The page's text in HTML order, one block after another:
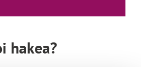
hakea?